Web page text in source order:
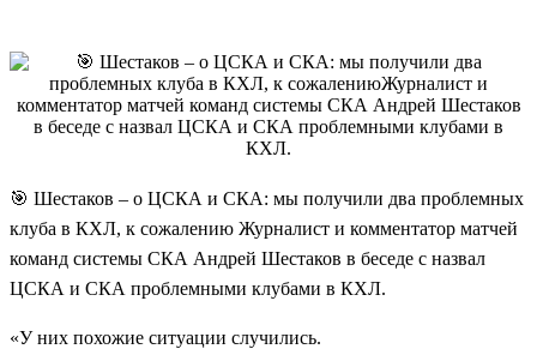
🎯 Шестаков – о ЦСКА и СКА: мы получили два проблемных
клуба в КХЛ, к сожалению Журналист и комментатор матчей
команд системы СКА Андрей Шестаков в беседе с назвал
ЦСКА и СКА проблемными клубами в КХЛ.
«У них похожие ситуации случились.